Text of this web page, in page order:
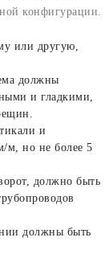
конфигурации.
или другую,
должны
и гладкими,
и
м, но не более 5
должно быть
должны быть